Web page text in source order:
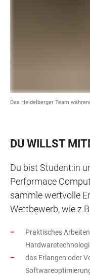
Das Heidelberger Team
DU WILLST
Du bist Student:in
Performace
sammle wertvolle
Wettbewerb, wie
Praktisches
das Erlangen oder